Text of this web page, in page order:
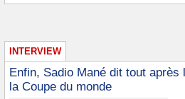
INTERVIEW
Enfin, Sadio Mané dit tout après
la Coupe du monde